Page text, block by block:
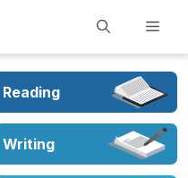
Reading
Writing